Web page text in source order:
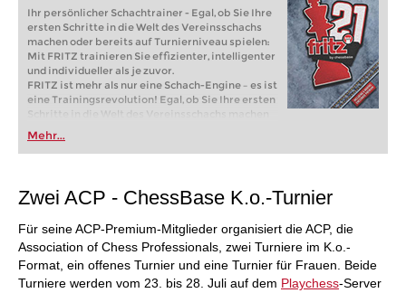
Ihr persönlicher Schachtrainer - Egal, ob Sie Ihre
ersten Schritte in die Welt des Vereinsschachs
machen oder bereits auf Turnierniveau spielen:
Mit FRITZ trainieren Sie effizienter, intelligenter
und individueller als je zuvor.
FRITZ ist mehr als nur eine Schach-Engine – es ist
eine Trainingsrevolution! Egal, ob Sie Ihre ersten
Schritte in die Welt des Vereinsschachs machen
oder bereits auf Turnierniveau spielen: Mit
FRITZ trainieren Sie effizienter, intelligenter und
individueller als je zuvor.
Mehr...
Zwei ACP - ChessBase K.o.-Turnier
Für seine ACP-Premium-Mitglieder organisiert die ACP, die
Association of Chess Professionals, zwei Turniere im K.o.-
Format, ein offenes Turnier und eine Turnier für Frauen. Beide
Turniere werden vom 23. bis 28. Juli auf dem Playchess-Server